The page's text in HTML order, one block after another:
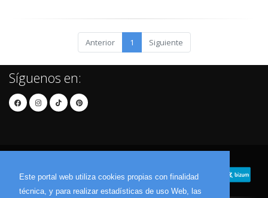
Este portal web utiliza cookies propias con finalidad
técnica, y para realizar estadísticas de uso Web, las
Anterior 1 Siguiente
Síguenos en: